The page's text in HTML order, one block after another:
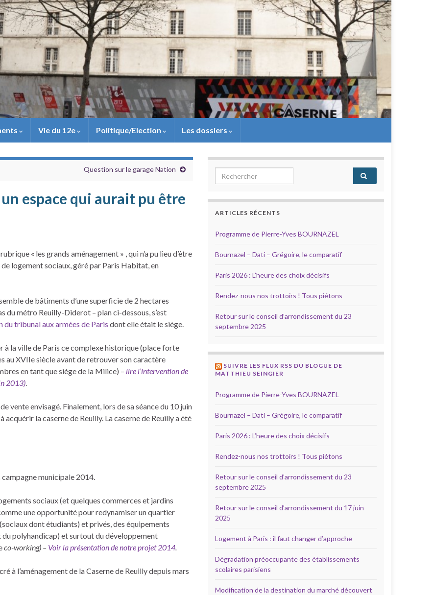
Vie du 12e Politique/Election Les dossiers
Question sur le garage Nation
espace qui aurait pu être
« les grands aménagement » , qui n’a pu lieu d’être
logement sociaux, géré par Paris Habitat, en
de bâtiments d’une superficie de 2 hectares
du métro Reuilly-Diderot – plan ci-dessous, s’est
du tribunal aux armées de Paris dont elle était le siège.
à la ville de Paris ce complexe historique (place forte
au XVIIe siècle avant de retrouver son caractère
en tant que siège de la Milice) – lire l’intervention de
2013).
vente envisagé. Finalement, lors de sa séance du 10 juin
la caserne de Reuilly. La caserne de Reuilly a été
municipale 2014.
sociaux (et quelques commerces et jardins
une opportunité pour redynamiser un quartier
dont étudiants) et privés, des équipements
du polyhandicap) et surtout du développement
co-working) – Voir la présentation de notre projet 2014.
à l’aménagement de la Caserne de Reuilly depuis mars
Search for:
ARTICLES RÉCENTS
Programme de Pierre-Yves BOURNAZEL
Bournazel – Dati – Grégoire, le comparatif
Paris 2026 : L’heure des choix décisifs
Rendez-nous nos trottoirs ! Tous piétons
Retour sur le conseil d’arrondissement du 23
septembre 2025
SUIVRE LES FLUX RSS DU BLOGUE DE
MATTHIEU SEINGIER
Programme de Pierre-Yves BOURNAZEL
Bournazel – Dati – Grégoire, le comparatif
Paris 2026 : L’heure des choix décisifs
Rendez-nous nos trottoirs ! Tous piétons
Retour sur le conseil d’arrondissement du 23
septembre 2025
Retour sur le conseil d’arrondissement du 17 juin
2025
Logement à Paris : il faut changer d’approche
Dégradation préoccupante des établissements
scolaires parisiens
Modification de la destination du marché découvert